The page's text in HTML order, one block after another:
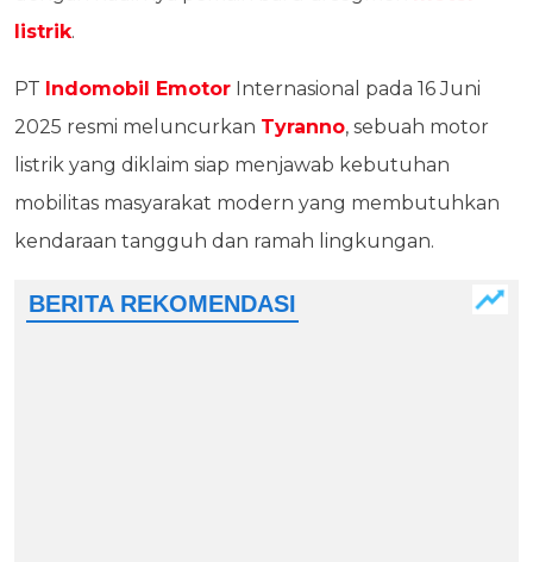
listrik.
PT Indomobil Emotor Internasional pada 16 Juni
2025 resmi meluncurkan Tyranno, sebuah motor
listrik yang diklaim siap menjawab kebutuhan
mobilitas masyarakat modern yang membutuhkan
kendaraan tangguh dan ramah lingkungan.